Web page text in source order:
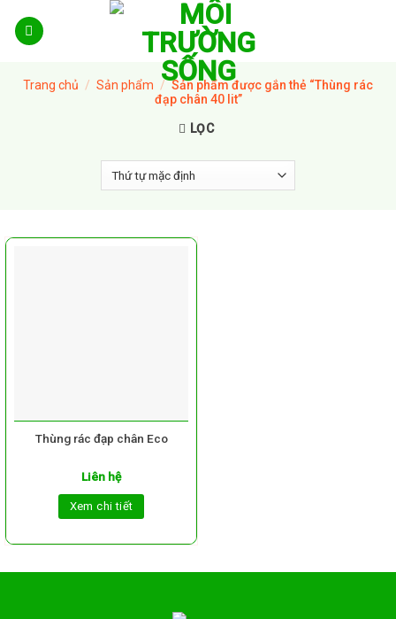
Trang chủ / Sản phẩm / Sản phẩm được gắn thẻ “Thùng rác
đạp chân 40 lit”
LỌC
Thùng rác đạp chân Eco
Liên hệ
Xem chi tiết